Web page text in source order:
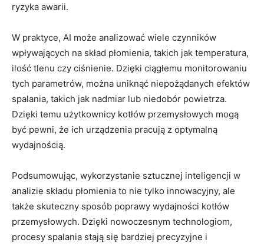
ryzyka‍ awarii.
W praktyce, AI może analizować⁤ wiele‌ czynników
wpływających na skład płomienia,⁤ takich jak temperatura,
ilość ​tlenu⁣ czy ciśnienie. Dzięki ciągłemu ‍monitorowaniu‌
tych ‍parametrów,‌ można uniknąć⁣ niepożądanych efektów
⁢spalania, takich ⁣jak‍ nadmiar lub⁤ niedobór powietrza.
Dzięki temu⁢ użytkownicy‍ kotłów przemysłowych ​mogą
⁢być⁤ pewni, że ich‍ urządzenia pracują z optymalną
wydajnością.
Podsumowując,‌ wykorzystanie sztucznej inteligencji w
analizie składu⁣ płomienia⁣ to ⁣nie tylko innowacyjny, ale⁤
także skuteczny ‌sposób⁤ poprawy wydajności kotłów‍
przemysłowych. ‌Dzięki nowoczesnym technologiom,
procesy spalania stają się bardziej precyzyjne i⁣